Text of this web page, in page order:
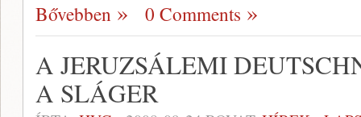
Bővebben 0 Comments
A JERUZSÁLEMI
A SLÁGER